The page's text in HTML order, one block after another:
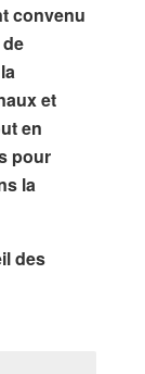
convenu
et
en
pour
la
des